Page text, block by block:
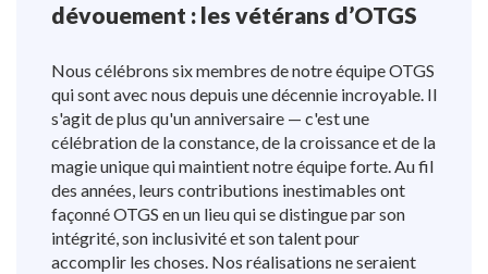
dévouement : les vétérans d’OTGS
Nous célébrons six membres de notre équipe OTGS
qui sont avec nous depuis une décennie incroyable. Il
s'agit de plus qu'un anniversaire — c'est une
célébration de la constance, de la croissance et de la
magie unique qui maintient notre équipe forte. Au fil
des années, leurs contributions inestimables ont
façonné OTGS en un lieu qui se distingue par son
intégrité, son inclusivité et son talent pour
accomplir les choses. Nos réalisations ne seraient